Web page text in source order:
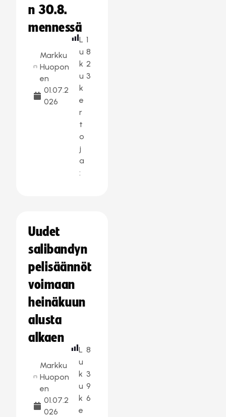
n 30.8.
mennessä
Markku
Huopon
en
01.07.2
026
L
u
k
u
k
e
r
t
o
j
a
:
1
8
2
3
Uudet
salibandyn
pelisäännöt
voimaan
heinäkuun
alusta
alkaen
Markku
Huopon
en
01.07.2
026
L
u
k
u
k
e
8
3
9
6